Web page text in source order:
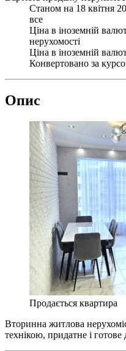
Станом на 18 квітня
все
Ціна в іноземній
нерухомості
Ціна в іноземній
Конвертовано за
Опис
Продається квартира
Вторинна житлова
технікою, придатне і